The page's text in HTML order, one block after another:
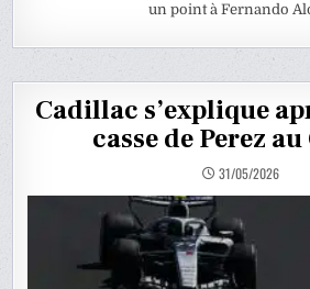
un point à Fernando
Cadillac s’explique
casse de Perez
31/05/2026